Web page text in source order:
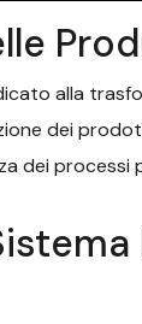
alla
dei
dei processi